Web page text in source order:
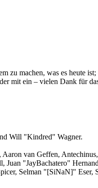
zu machen, was es heute
mit ein – vielen Dank für
Will "Kindred" Wagner.
van Geffen,
Juan "JayBachatero"
Selman "[SiNaN]"